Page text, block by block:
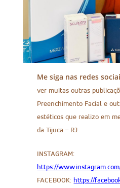
Me siga nas redes
ver muitas outras
Preenchimento Facial e
estéticos que realizo em
da Tijuca – RJ.
INSTAGRAM:
https://
FACEBOOK: https://